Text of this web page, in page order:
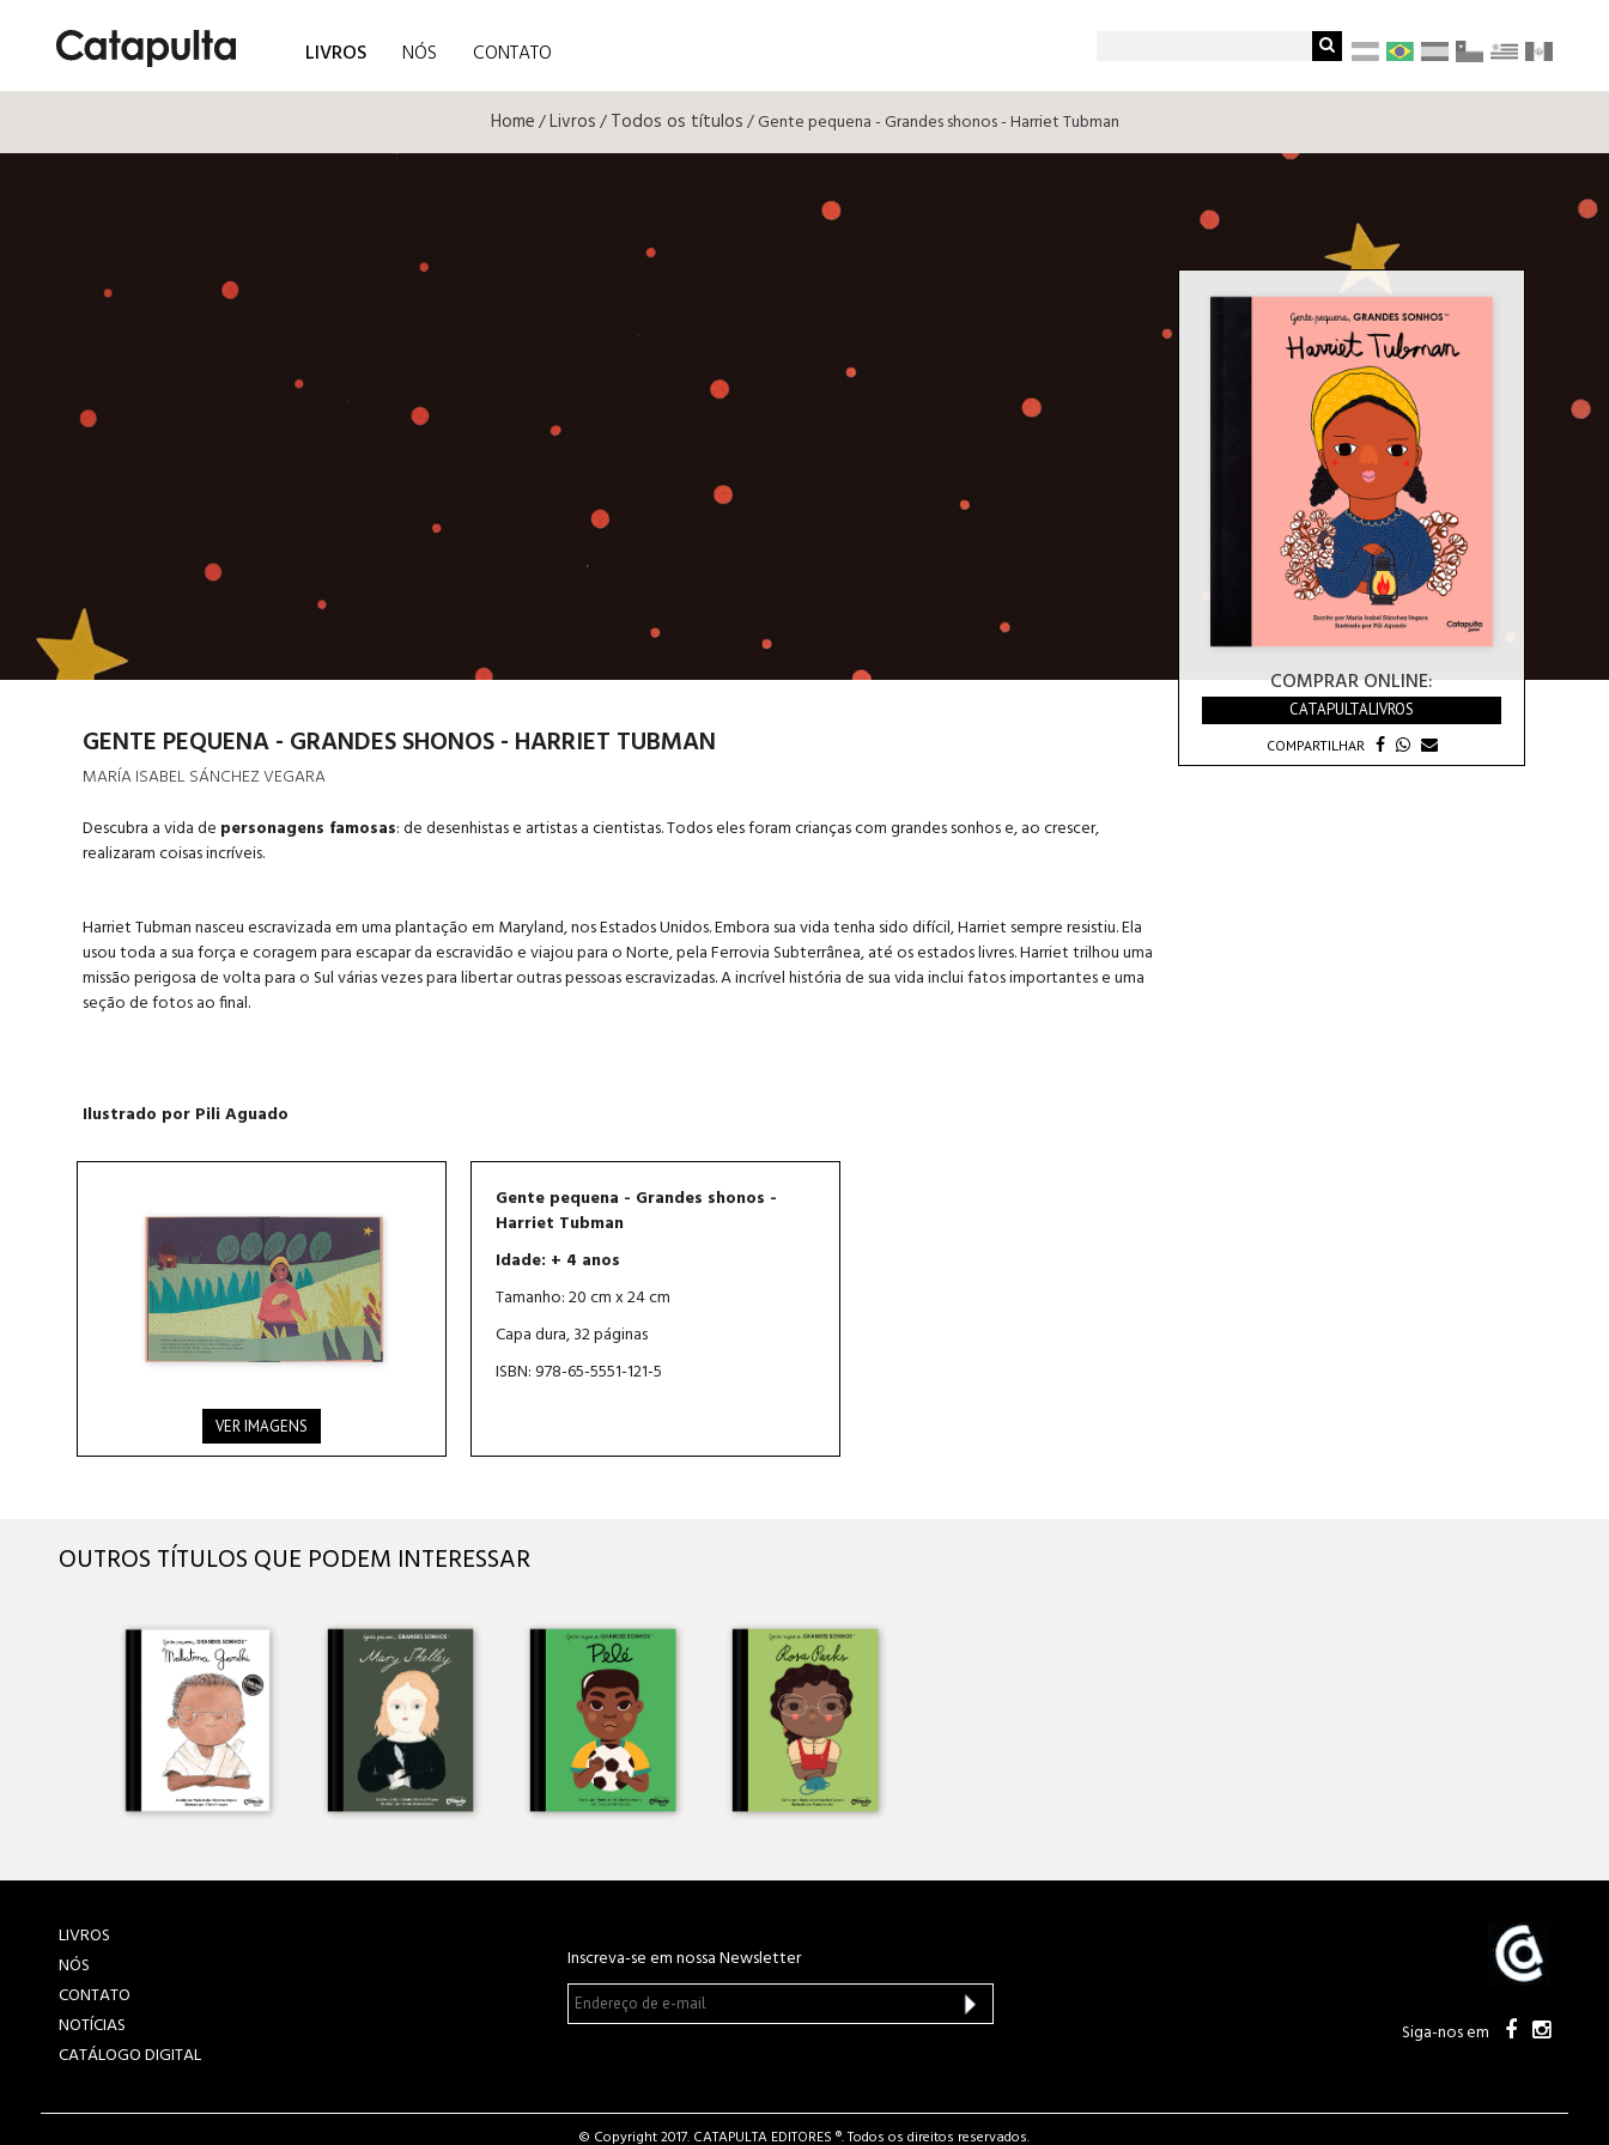
LIVROS NÓS CONTATO
Home/Livros/Todos os títulos/ Gente pequena - Grandes shonos - Harriet Tubman
COMPRAR ONLINE:
CATAPULTALIVROS
COMPARTILHAR
GENTE PEQUENA - GRANDES SHONOS - HARRIET TUBMAN
MARÍA ISABEL SÁNCHEZ VEGARA
Descubra a vida de personagens famosas: de desenhistas e artistas a cientistas. Todos eles foram crianças com grandes sonhos e, ao crescer,
realizaram coisas incríveis.
Harriet Tubman nasceu escravizada em uma plantação em Maryland, nos Estados Unidos. Embora sua vida tenha sido difícil, Harriet sempre resistiu. Ela
usou toda a sua força e coragem para escapar da escravidão e viajou para o Norte, pela Ferrovia Subterrânea, até os estados livres. Harriet trilhou uma
missão perigosa de volta para o Sul várias vezes para libertar outras pessoas escravizadas. A incrível história de sua vida inclui fatos importantes e uma
seção de fotos ao final.
Ilustrado por Pili Aguado
VER IMAGENS
Gente pequena - Grandes shonos -
Harriet Tubman
Idade: + 4 anos
Tamanho: 20 cm x 24 cm
Capa dura, 32 páginas
ISBN: 978-65-5551-121-5
OUTROS TÍTULOS QUE PODEM INTERESSAR
LIVROS
NÓS
CONTATO
NOTÍCIAS
CATÁLOGO DIGITAL
Inscreva-se em nossa Newsletter
Siga-nos em
© Copyright 2017. CATAPULTA EDITORES ®. Todos os direitos reservados.